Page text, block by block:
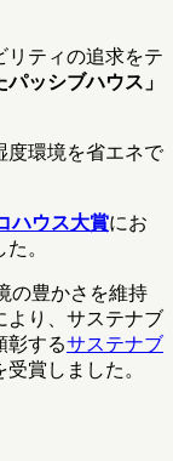
リティの追求をテ
ッシブハウス」
度環境を省エネで
ハウス大賞にお
。
の豊かさを維持
より、サステナブ
彰するサステナブ
受賞しました。